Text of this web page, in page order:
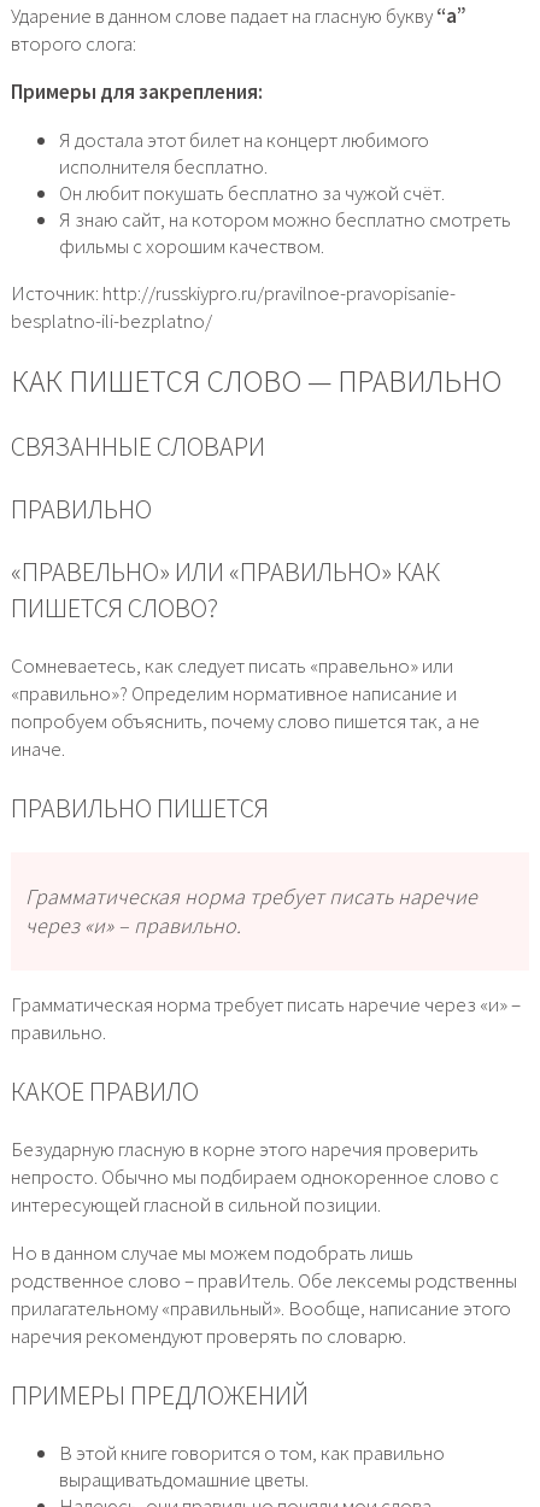
Ударение в данном слове падает на гласную букву“а”
второго слога:
Примеры для закрепления:
Я достала этот билет на концерт любимого
исполнителя бесплатно.
Он любит покушать бесплатно за чужой счёт.
Я знаю сайт, на котором можно бесплатно смотреть
фильмы с хорошим качеством.
Источник: http://russkiypro.ru/pravilnoe-pravopisanie-
besplatno-ili-bezplatno/
КАК ПИШЕТСЯ СЛОВО — ПРАВИЛЬНО
СВЯЗАННЫЕ СЛОВАРИ
ПРАВИЛЬНО
«ПРАВЕЛЬНО» ИЛИ «ПРАВИЛЬНО» КАК
ПИШЕТСЯ СЛОВО?
Сомневаетесь, как следует писать «правельно» или
«правильно»? Определим нормативное написание и
попробуем объяснить, почему слово пишется так, а не
иначе.
ПРАВИЛЬНО ПИШЕТСЯ
Грамматическая норма требует писать наречие
через «и» – правильно.
Грамматическая норма требует писать наречие через «и» –
правильно.
КАКОЕ ПРАВИЛО
Безударную гласную в корне этого наречия проверить
непросто. Обычно мы подбираем однокоренное слово с
интересующей гласной в сильной позиции.
Но в данном случае мы можем подобрать лишь
родственное слово – правИтель. Обе лексемы родственны
прилагательному «правильный». Вообще, написание этого
наречия рекомендуют проверять по словарю.
ПРИМЕРЫ ПРЕДЛОЖЕНИЙ
В этой книге говорится о том, как правильно
выращиватьдомашние цветы.